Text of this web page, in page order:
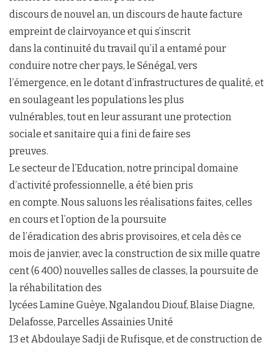
discours de nouvel an, un discours de haute facture
empreint de clairvoyance et qui s’inscrit
dans la continuité du travail qu’il a entamé pour
conduire notre cher pays, le Sénégal, vers
l’émergence, en le dotant d’infrastructures de qualité, et
en soulageant les populations les plus
vulnérables, tout en leur assurant une protection
sociale et sanitaire qui a fini de faire ses
preuves.
Le secteur de l’Education, notre principal domaine
d’activité professionnelle, a été bien pris
en compte. Nous saluons les réalisations faites, celles
en cours et l’option de la poursuite
de l’éradication des abris provisoires, et cela dès ce
mois de janvier, avec la construction de six mille quatre
cent (6 400) nouvelles salles de classes, la poursuite de
la réhabilitation des
lycées Lamine Guèye, Ngalandou Diouf, Blaise Diagne,
Delafosse, Parcelles Assainies Unité
13 et Abdoulaye Sadji de Rufisque, et de construction de